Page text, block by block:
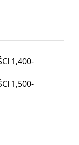
1,400-
1,500-